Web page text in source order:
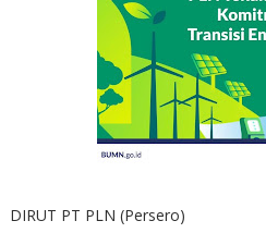
DIRUT PT PLN (Persero)